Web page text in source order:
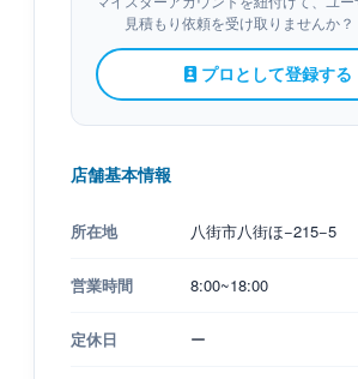
見積もり依頼を受け取りませんか？
プロとして登録する
店舗基本情報
所在地 八街市八街ほ−215−5
営業時間 8:00~18:00
定休日 ー